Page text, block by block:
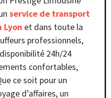
service de transport
Lyon et dans toute la
professionnels,
24h/24
confortables,
ce soit pour un
d’affaires, un